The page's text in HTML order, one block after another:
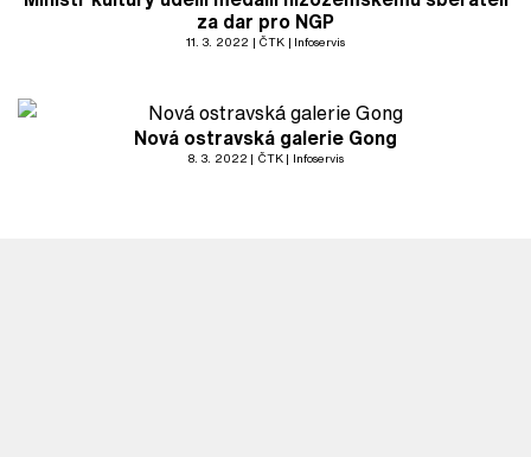
za dar pro NGP
11. 3. 2022 ČTK Infoservis
Nová ostravská galerie Gong
8. 3. 2022 ČTK Infoservis